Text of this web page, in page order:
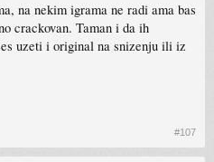
na nekim igrama ne radi ama bas
crackovan. Taman i da ih
uzeti i original na snizenju ili iz
#107